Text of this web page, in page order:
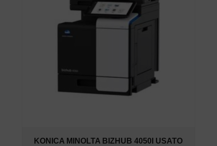
KONICA MINOLTA BIZHUB 4050I USATO